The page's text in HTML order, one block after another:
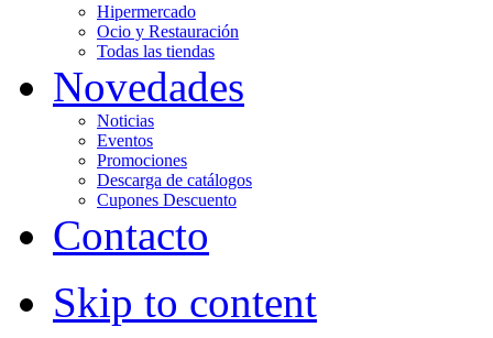
Hipermercado
Ocio y Restauración
Todas las tiendas
Novedades
Noticias
Eventos
Promociones
Descarga de catálogos
Cupones Descuento
Contacto
Skip to content